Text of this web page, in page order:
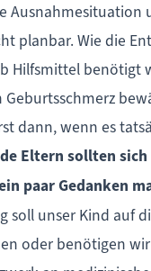
Ausnahmesituation
planbar. Wie die
Hilfsmittel benötigt
dann, wenn es
Eltern sollten sich
paar Gedanken
soll unser Kind auf
oder benötigen